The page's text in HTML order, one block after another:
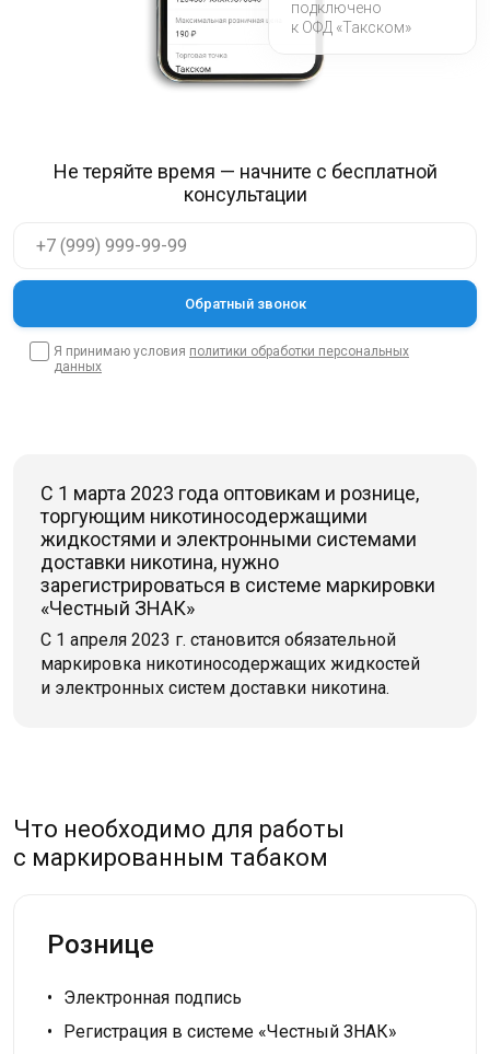
Не теряйте время — начните с бесплатной
консультации
Я принимаю условия политики обработки персональных
данных
подключено
к ОФД «Такском»
С 1 марта 2023 года оптовикам и рознице,
торгующим никотиносодержащими
жидкостями и электронными системами
доставки никотина, нужно
зарегистрироваться в системе маркировки
«Честный ЗНАК»
С 1 апреля 2023 г. становится обязательной
маркировка никотиносодержащих жидкостей
и электронных систем доставки никотина.
Что необходимо для работы
с маркированным табаком
Рознице
Электронная подпись
Регистрация в системе «Честный ЗНАК»